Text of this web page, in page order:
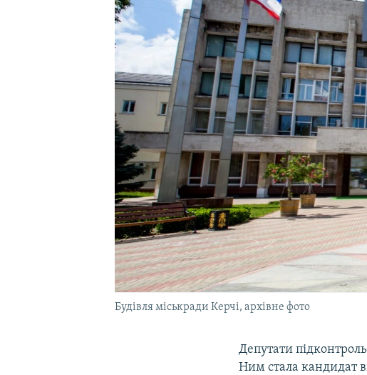
Будівля міськради Керчі, архівне фото
Депутати
Ним стала кандидат